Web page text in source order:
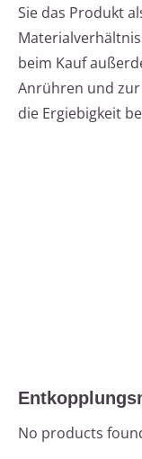
Sie das Produkt
beim Kauf
Anrühren und
die Ergiebigkeit
No products